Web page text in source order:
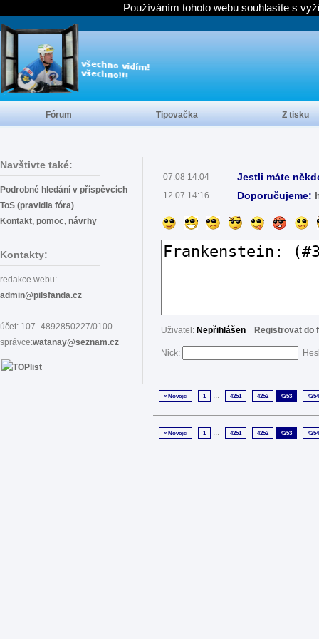
Navštivte také:
Podrobné hledání v příspěvcích
ToS (pravidla fóra)
Kontakt, pomoc, návrhy
Kontakty:
redakce webu:
admin@pilsfanda.cz
účet: 107–4892850227/0100
správce:watanay@seznam.cz
07.08 14:04 Jestli máte
12.07 14:16 Doporučujeme:
Uživatel: Nepřihlášen Registrovat do
Nick:
« Novější 1 ... 4251 4252 4253 4254
« Novější 1 ... 4251 4252 4253 4254
Fórum Tipovačka Z tisku
Používáním tohoto webu souhlasíte s